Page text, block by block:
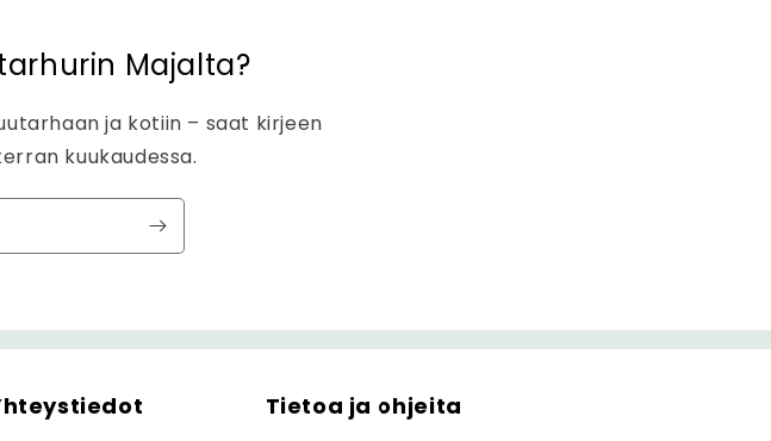
Majalta?
ja kotiin – saat kirjeen
kuukaudessa.
Tietoa ja ohjeita